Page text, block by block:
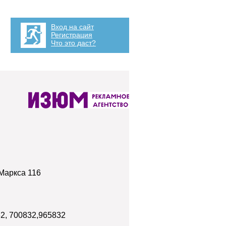
Вход на сайт
Регистрация
Что это даст?
116
700832,965832